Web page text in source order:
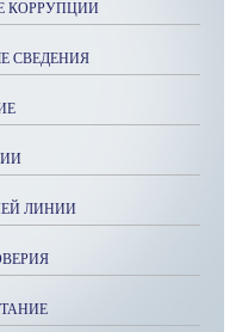
КОРРУПЦИИ
СВЕДЕНИЯ
ЛИНИИ